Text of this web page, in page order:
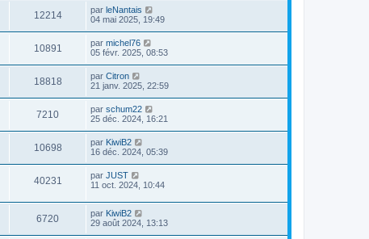
12214 par leNantais
04 mai 2025, 19:49
10891 par michel76
05 févr. 2025, 08:53
18818 par Citron
21 janv. 2025, 22:59
7210 par schum22
25 déc. 2024, 16:21
10698 par KiwiB2
16 déc. 2024, 05:39
40231 par JUST
11 oct. 2024, 10:44
6720 par KiwiB2
29 août 2024, 13:13